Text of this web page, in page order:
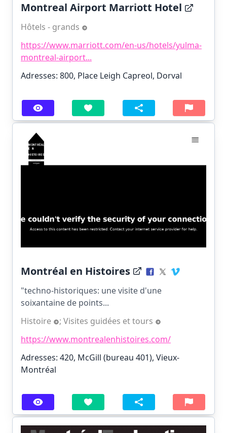
Montreal Airport Marriott Hotel
Hôtels - grands
https://www.marriott.com/en-us/hotels/yulma-
montreal-airport...
Adresses: 800, Place Leigh Capreol, Dorval
Montréal en Histoires
"techno-historiques: une visite d'une
soixantaine de points...
Histoire
; Visites guidées et tours
https://www.montrealenhistoires.com/
Adresses: 420, McGill (bureau 401), Vieux-
Montréal